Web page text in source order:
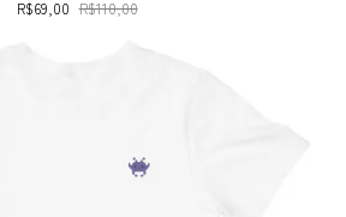
R$69,00 R$110,00